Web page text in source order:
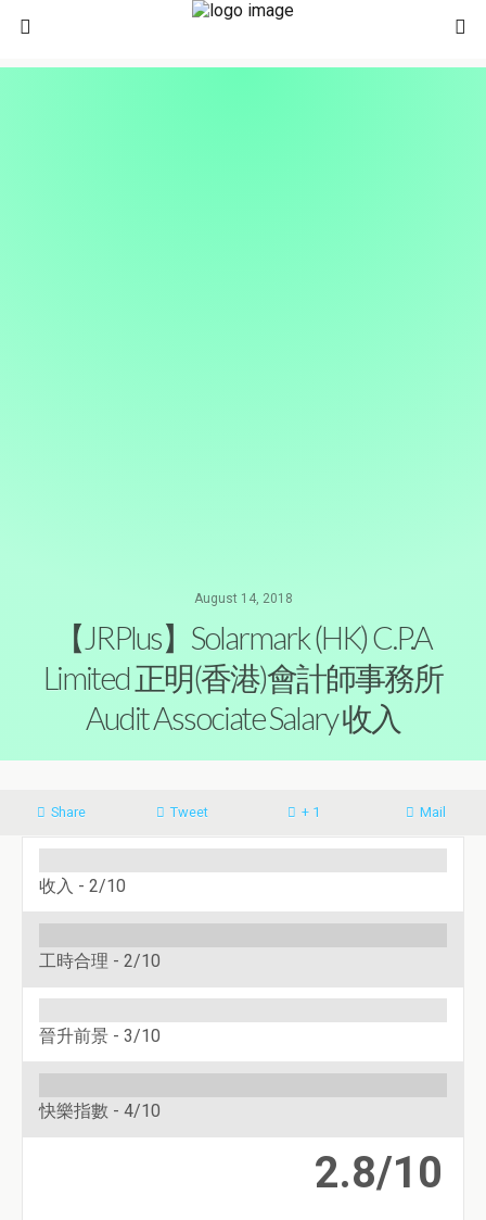
August 14, 2018
【JRPlus】Solarmark (HK) C.P.A
Limited 正明(香港)會計師事務所
Audit Associate Salary 收入
Share Tweet + 1 Mail
收入 - 2/10
工時合理 - 2/10
晉升前景 - 3/10
快樂指數 - 4/10
2.8/10